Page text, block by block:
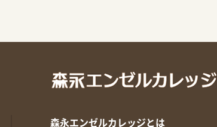
森永エンゼルカレッジとは